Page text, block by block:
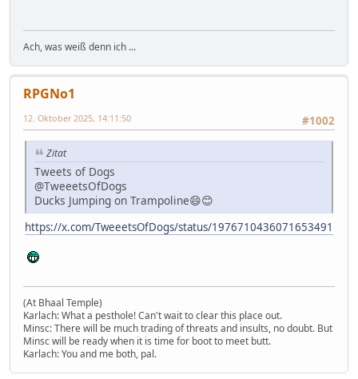
Ach, was weiß denn ich ...
RPGNo1
#1002
12. Oktober 2025, 14:11:50
Zitat
Tweets of Dogs
@TweeetsOfDogs
Ducks Jumping on Trampoline😄😊
https://x.com/TweeetsOfDogs/status/1976710436071653491
(At Bhaal Temple)
Karlach: What a pesthole! Can't wait to clear this place out.
Minsc: There will be much trading of threats and insults, no doubt. But
Minsc will be ready when it is time for boot to meet butt.
Karlach: You and me both, pal.